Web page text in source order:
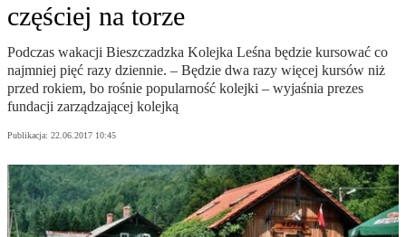
częściej na torze
Podczas wakacji Bieszczadzka Kolejka Leśna będzie kursować co
najmniej pięć razy dziennie. – Będzie dwa razy więcej kursów niż
przed rokiem, bo rośnie popularność kolejki – wyjaśnia prezes
fundacji zarządzającej kolejką
Publikacja: 22.06.2017 10:45